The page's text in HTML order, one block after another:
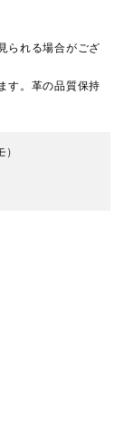
られる場合がござ
す。革の品質保持